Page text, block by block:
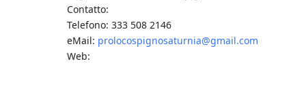
Contatto:
Telefono: 333 508 2146
eMail: prolocospignosaturnia@gmail.com
Web: